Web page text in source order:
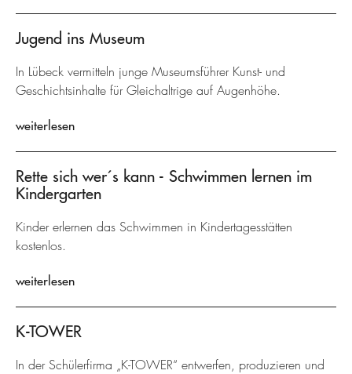
Jugend ins Museum
In Lübeck vermitteln junge Museumsführer Kunst- und
Geschichtsinhalte für Gleichaltrige auf Augenhöhe.
weiterlesen
Rette sich wer´s kann - Schwimmen lernen im
Kindergarten
Kinder erlernen das Schwimmen in Kindertagesstätten
kostenlos.
weiterlesen
K-TOWER
In der Schülerfirma „K-TOWER“ entwerfen, produzieren und